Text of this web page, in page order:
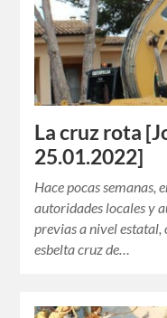
La cruz rota
25.01.2022]
Hace pocas semanas,
autoridades locales y
previas a nivel
esbelta cruz de…